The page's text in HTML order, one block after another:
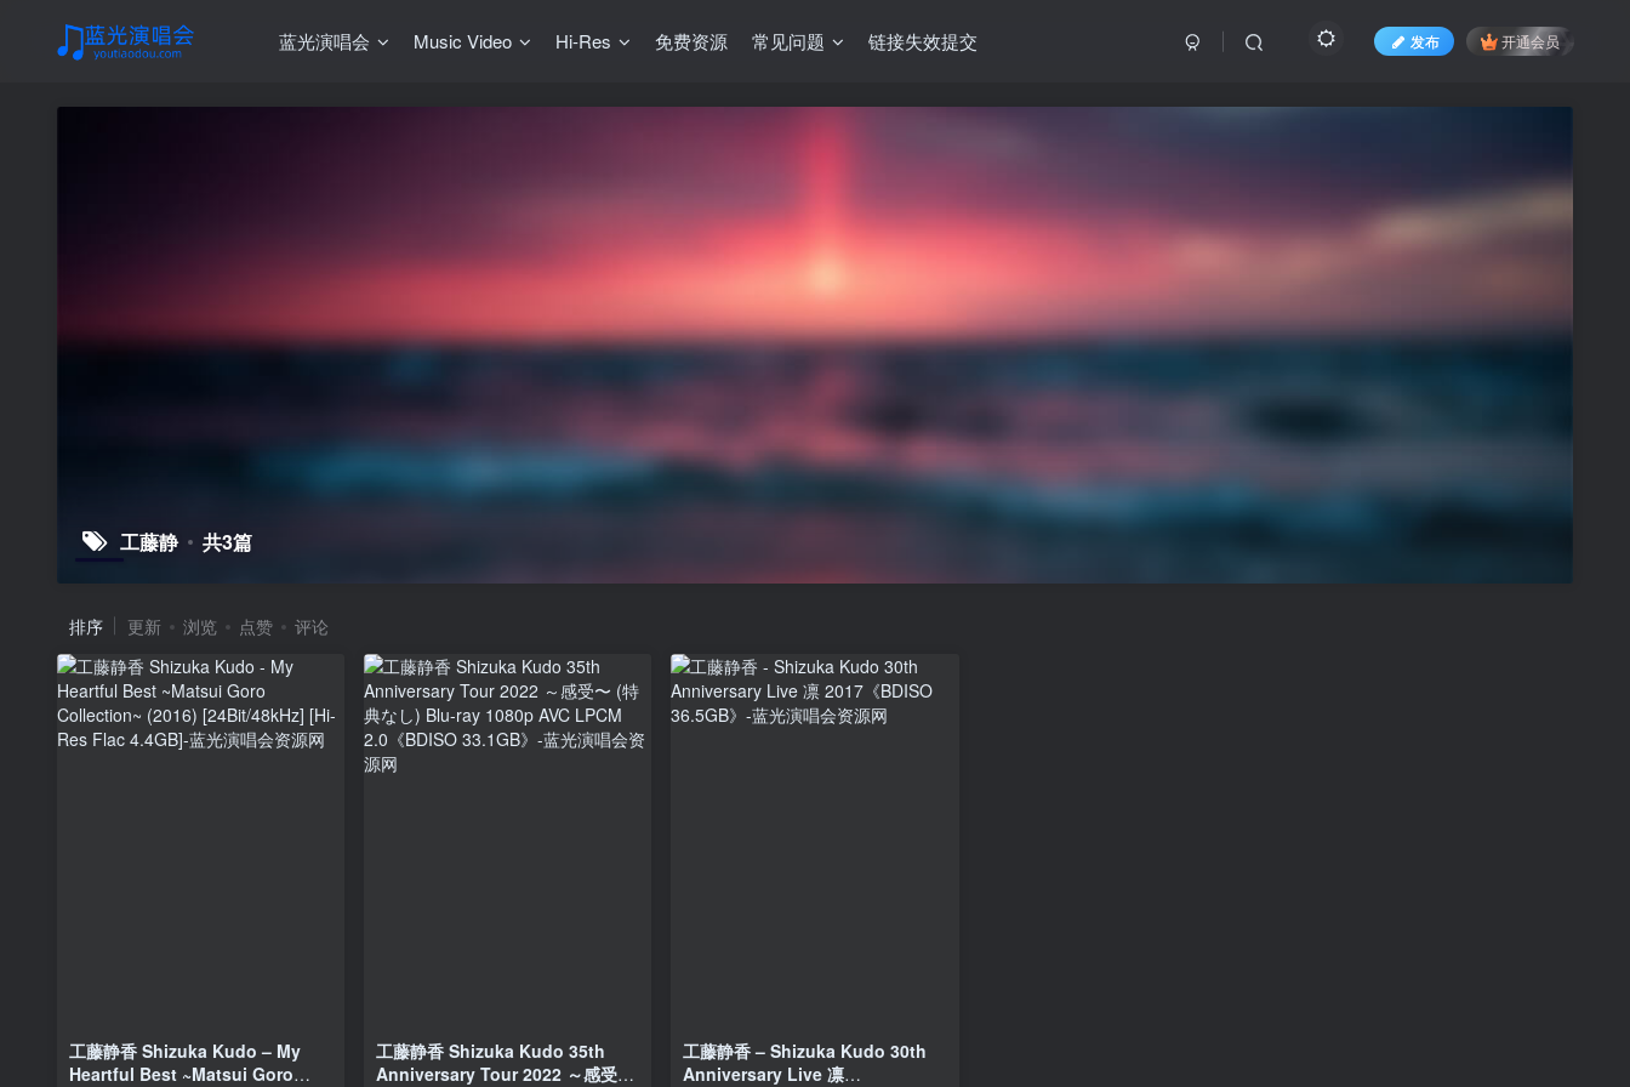
蓝光演唱会 Music Video Hi-Res 免费资源 常见问题 链接失效提交 发布 开通会员
工藤静 共3篇
排序 更新 浏览 点赞 评论
工藤静香 Shizuka Kudo – My
Heartful Best ~Matsui Goro
工藤静香 Shizuka Kudo 35th
Anniversary Tour 2022 ～感受〜
工藤静香 – Shizuka Kudo 30th
Anniversary Live 凛